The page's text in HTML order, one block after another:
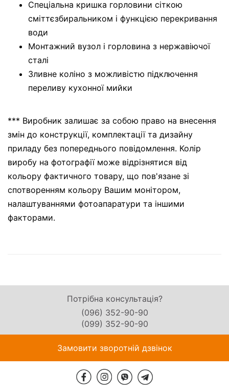
Спеціальна кришка горловини сіткою
сміттєзбиральником і функцією перекривання
води
Монтажний вузол і горловина з нержавіючої
сталі
Зливне коліно з можливістю підключення
переливу кухонної мийки
*** Виробник залишає за собою право на внесення
змін до конструкції, комплектації та дизайну
приладу без попереднього повідомлення. Колір
виробу на фотографії може відрізнятися від
кольору фактичного товару, що пов'язане зі
спотворенням кольору Вашим монітором,
налаштуваннями фотоапаратури та іншими
факторами.
Потрібна консультація?
(096) 352-90-90
(099) 352-90-90
Замовити зворотній дзвінок